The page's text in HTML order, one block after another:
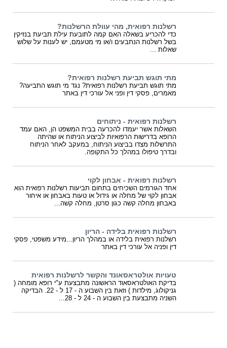
רשלנות רפואית, מהי עוולת הרשלנות?
כדי להכריע בשאלה האם קמה לתובעת עילת תביעת בנזיקין
בשל רשלנות הנתבעים ו/או מי מטעמם, יש לענות על שלוש
שאלות ...
מתי תוגש תביעת רשלנות רפואית?
מתי תוגש תביעת רשלנות רפואית? נגד מי תוגש התביעה?
מאמרים, פסקי דין ופני אל עורכי דין באתר
רשלנות רפואית - ניתוחים
השאלות אשר יעמדו להכרעה בבית המשפט הן, האם עמד
הרופא בדרישות הרפואיות לביצוע הניתוח או שהיתה
התרשלות מצדו בביצוע הניתוח, במעקב לאחר הניתוח
ובדרך טיפולו במהלך כל התקופה.
רשלנות רפואית - אבחון לקוי
אחד הגורמים השכיחים בתחום תביעות רשלנות רפואית הוא
אבחון לקוי של מחלה או גידול או טעות באבחון או איחור
באבחון מחלה קשה כגון סרטן, מחלה קשה...
רשלנות רפואית בלידה - הריון
רשלנות רפואית בלידה או במהלך הריון...מידע משפטי, פסקי
דין ופניה אל עורכי דין באתר
טעויות אולטראסאונד והקשר לרשלנות רפואית
בדיקת האולטראסאוד הראשונה מתבצעת ע"י רופא מומחה (
גניקולוג, מילדות ) וזאת בין השבוע ה - 17 ל - 22. הבדיקה
השניה מתבצעת בין השבוע ה - 24 ל - 28...